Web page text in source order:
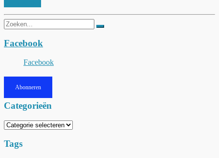
Zoeken
naar:
Facebook
Facebook
Abonneren
Categorieën
Categorieën
Tags